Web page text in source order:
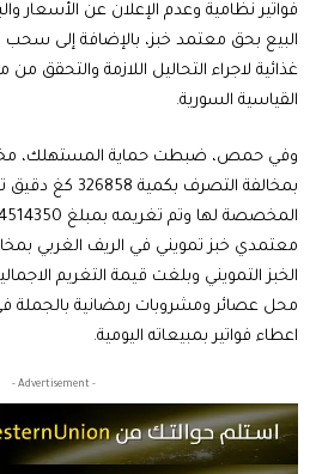
فواتير نظامية وعدم الإعلان عن الأسعار
غذائية لاجراء التحاليل اللازمة والتحقق
القياسية السورية.
وفي حمص، ضبطت حماية المستهلك، مخبز
بمخالفة التصرف
معتمدي خبز تمويني في الريف الغربي
محل عصائر ومشروبات رمضانية بالجملة
اعطاء فواتير بمبيعاته اليومية.
- Advertisement -